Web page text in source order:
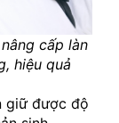
cấp làn
hiệu quả